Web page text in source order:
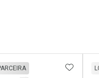
FAVORITOS